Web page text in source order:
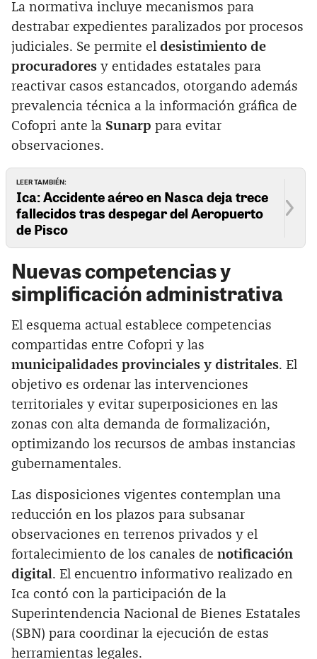
La normativa incluye mecanismos para
destrabar expedientes paralizados por procesos
judiciales. Se permite el desistimiento de
procuradores y entidades estatales para
reactivar casos estancados, otorgando además
prevalencia técnica a la información gráfica de
Cofopri ante la Sunarp para evitar
observaciones.
LEER TAMBIÉN:
Ica: Accidente aéreo en Nasca deja trece
fallecidos tras despegar del Aeropuerto
de Pisco
Nuevas competencias y
simplificación administrativa
El esquema actual establece competencias
compartidas entre Cofopri y las
municipalidades provinciales y distritales. El
objetivo es ordenar las intervenciones
territoriales y evitar superposiciones en las
zonas con alta demanda de formalización,
optimizando los recursos de ambas instancias
gubernamentales.
Las disposiciones vigentes contemplan una
reducción en los plazos para subsanar
observaciones en terrenos privados y el
fortalecimiento de los canales de notificación
digital. El encuentro informativo realizado en
Ica contó con la participación de la
Superintendencia Nacional de Bienes Estatales
(SBN) para coordinar la ejecución de estas
herramientas legales.